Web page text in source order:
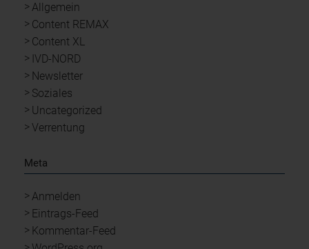
Allgemein
Content REMAX
Content XL
IVD-NORD
Newsletter
Soziales
Uncategorized
Verrentung
Meta
Anmelden
Eintrags-Feed
Kommentar-Feed